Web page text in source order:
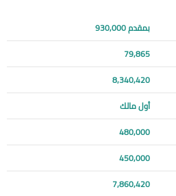
بمقدم 930,000
79,865
8,340,420
أول مالك
480,000
450,000
7,860,420